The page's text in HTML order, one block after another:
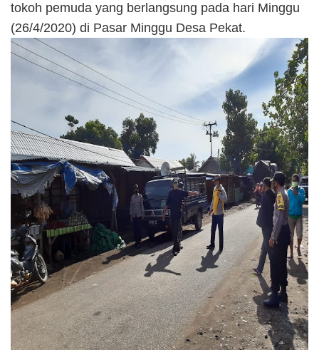
tokoh pemuda yang berlangsung pada hari Minggu
(26/4/2020) di Pasar Minggu Desa Pekat.